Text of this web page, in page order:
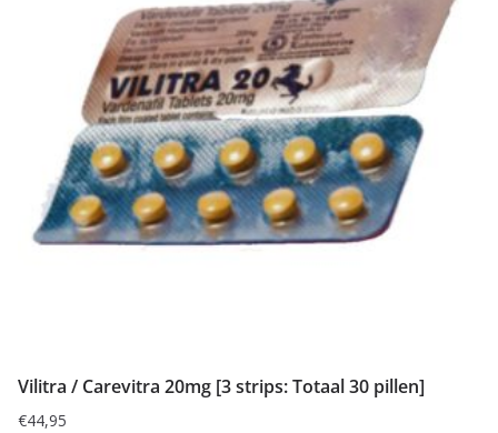
Vilitra / Carevitra 20mg [3 strips: Totaal 30 pillen]
€44,95